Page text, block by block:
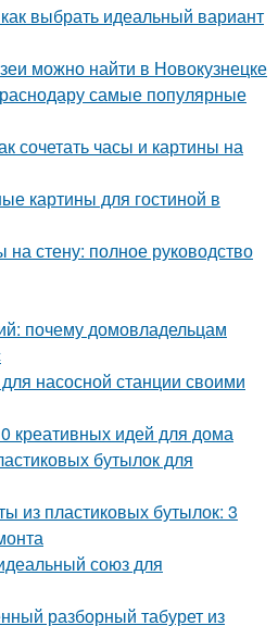
выбрать идеальный вариант
можно найти в Новокузнецке
самые популярные
сочетать часы и картины на
картины для гостиной в
на стену: полное руководство
почему домовладельцам
насосной станции своими
креативных идей для дома
бутылок для
из пластиковых бутылок: 3
союз для
разборный табурет из